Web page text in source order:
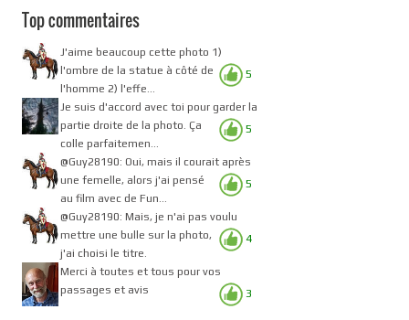
Top commentaires
5
J'aime beaucoup cette photo 1)
l'ombre de la statue à côté de
l'homme 2) l'effe...
5
Je suis d'accord avec toi pour garder la
partie droite de la photo. Ça
colle parfaitemen...
5
@Guy28190: Oui, mais il courait après
une femelle, alors j'ai pensé
au film avec de Fun...
4
@Guy28190: Mais, je n'ai pas voulu
mettre une bulle sur la photo,
j'ai choisi le titre.
3
Merci à toutes et tous pour vos
passages et avis